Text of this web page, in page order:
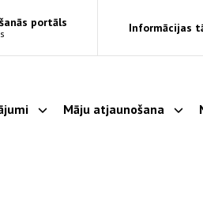
portāls Informācijas
Parādīt apakšizvēlni
Māju atjaunošana